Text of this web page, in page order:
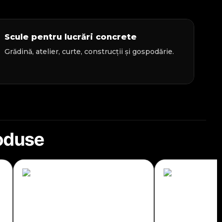
Scule pentru lucrări concrete
Grădină, atelier, curte, construcții și gospodărie.